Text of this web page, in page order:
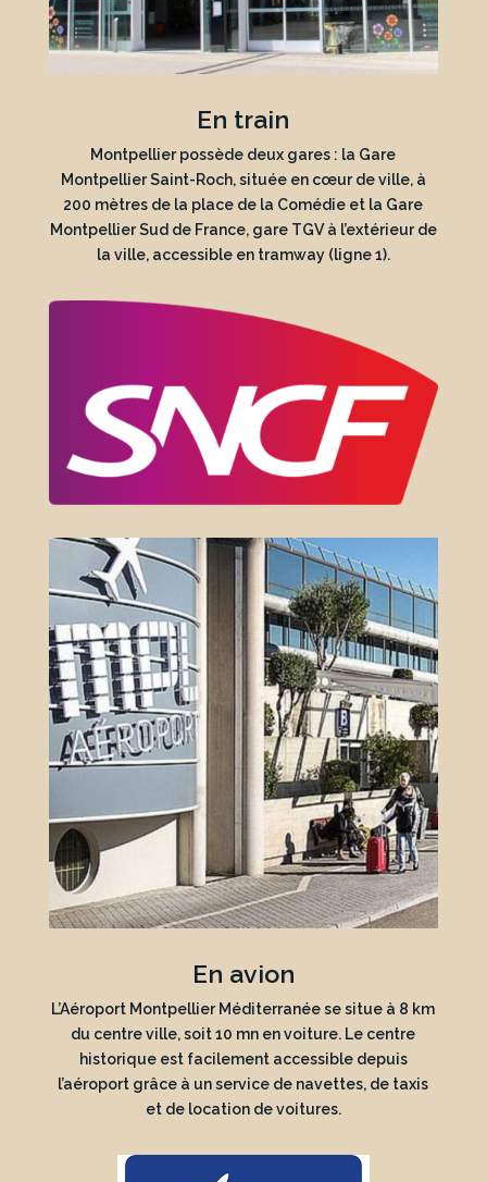
En train
Montpellier possède deux gares : la Gare
Montpellier Saint-Roch, située en cœur de ville, à
200 mètres de la place de la Comédie et la Gare
Montpellier Sud de France, gare TGV à l’extérieur de
la ville, accessible en tramway (ligne 1).
En avion
L’Aéroport Montpellier Méditerranée se situe à 8 km
du centre ville, soit 10 mn en voiture. Le centre
historique est facilement accessible depuis
l’aéroport grâce à un service de navettes, de taxis
et de location de voitures.